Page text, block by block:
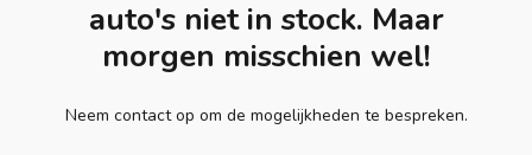
auto's niet in stock. Maar
morgen misschien wel!
Neem contact op om de mogelijkheden te bespreken.